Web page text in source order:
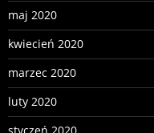
maj 2020
kwiecień 2020
marzec 2020
luty 2020